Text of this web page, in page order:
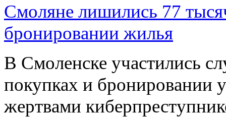
Смоляне лишились 77
бронировании жилья
В Смоленске участились
покупках и бронировании
жертвами